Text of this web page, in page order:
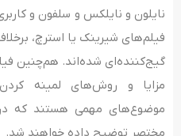
نایلون و نایلکس و سلفون و
فیلم‌های شیرینک یا استرچ،
مزایا و روش‌های لمینه
موضوع‌های مهمی هستند که در